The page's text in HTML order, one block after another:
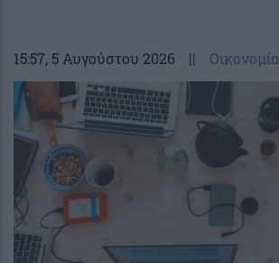
15:57, 5 Αυγούστου 2026 || Οικονομία